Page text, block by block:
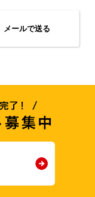
メールで送る